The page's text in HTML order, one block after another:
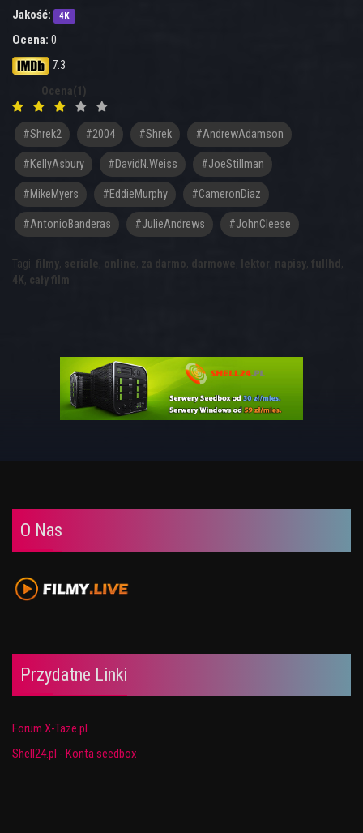
Jakość:
4K
Ocena: 0
7.3
Ocena(1)
#shrek2 #2004 #Shrek #AndrewAdamson
#KellyAsbury #DavidN.Weiss #JoeStillman
#MikeMyers #EddieMurphy #CameronDiaz
#AntonioBanderas #JulieAndrews #JohnCleese
Tagi: filmy, seriale, online, za darmo, darmowe, lektor, napisy, fullhd ,
4K, cały film
O Nas
Przydatne Linki
Forum X-Taze.pl
Shell24.pl - Konta seedbox